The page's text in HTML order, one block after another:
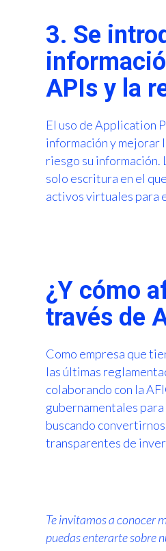
3. Se
APIs y la
El uso de Application
información y mejorar
riesgo su información.
solo escritura en el
activos virtuales para
¿Y cómo
través de
Como empresa que
las últimas
colaborando con la
gubernamentales
buscando
transparentes de
Te invitamos a conocer
puedas enterarte sobre